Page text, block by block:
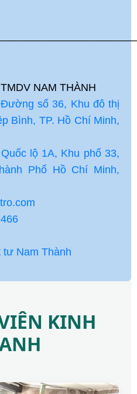
NAM THÀNH
số 36, Khu đô thị
Bình, TP. Hồ Chí Minh,
lộ 1A, Khu phố 33,
Phố Hồ Chí Minh,
tư Nam Thành
KINH